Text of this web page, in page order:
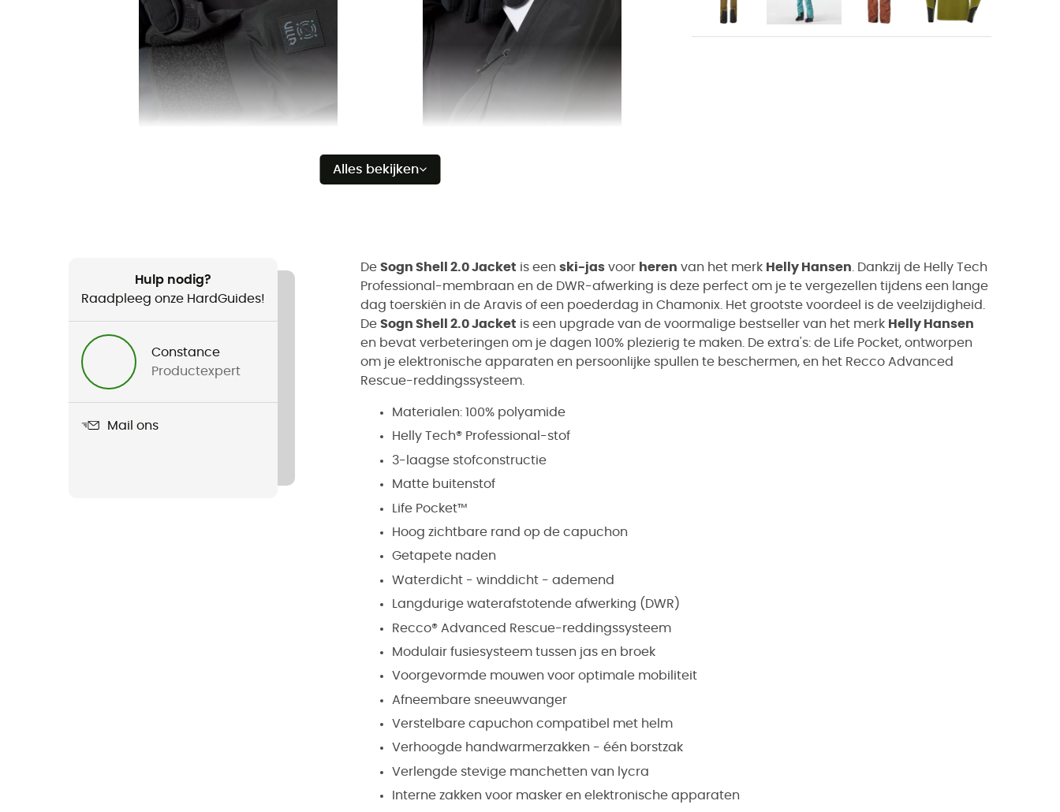
Alles bekijken
Hulp nodig?
Raadpleeg onze HardGuides!
Constance
Productexpert
Mail ons
De Sogn Shell 2.0 Jacket is een ski-jas voor heren van het merk Helly Hansen . Dankzij de Helly Tech
Professional-membraan en de DWR-afwerking is deze perfect om je te vergezellen tijdens een lange
dag toerskiën in de Aravis of een poederdag in Chamonix. Het grootste voordeel is de veelzijdigheid.
De Sogn Shell 2.0 Jacket is een upgrade van de voormalige bestseller van het merk Helly Hansen
en bevat verbeteringen om je dagen 100% plezierig te maken. De extra's: de Life Pocket, ontworpen
om je elektronische apparaten en persoonlijke spullen te beschermen, en het Recco Advanced
Rescue-reddingssysteem.
Materialen: 100% polyamide
Helly Tech® Professional-stof
3-laagse stofconstructie
Matte buitenstof
Life Pocket™
Hoog zichtbare rand op de capuchon
Getapete naden
Waterdicht - winddicht - ademend
Langdurige waterafstotende afwerking (DWR)
Recco® Advanced Rescue-reddingssysteem
Modulair fusiesysteem tussen jas en broek
Voorgevormde mouwen voor optimale mobiliteit
Afneembare sneeuwvanger
Verstelbare capuchon compatibel met helm
Verhoogde handwarmerzakken - één borstzak
Verlengde stevige manchetten van lycra
Interne zakken voor masker en elektronische apparaten